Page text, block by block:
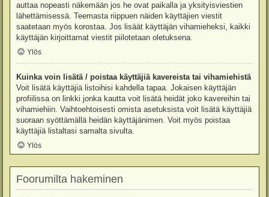
auttaa nopeasti näkemään jos he ovat paikalla ja yksityisviestien
lähettämisessä. Teemasta riippuen näiden käyttäjien viestit
saatetaan myös korostaa. Jos lisäät käyttäjän vihamieheksi, kaikki
käyttäjän kirjoittamat viestit piilotetaan oletuksena.
Ylös
Kuinka voin lisätä / poistaa käyttäjiä kavereista tai vihamiehistä
Voit lisätä käyttäjiä listoihisi kahdella tapaa. Jokaisen käyttäjän
profiilissa on linkki jonka kautta voit lisätä heidät joko kavereihin tai
vihamiehiin. Vaihtoehtoisesti omista asetuksista voit lisätä käyttäjiä
suoraan syöttämällä heidän käyttäjänimen. Voit myös poistaa
käyttäjiä listaltasi samalta sivulta.
Ylös
Foorumilta hakeminen